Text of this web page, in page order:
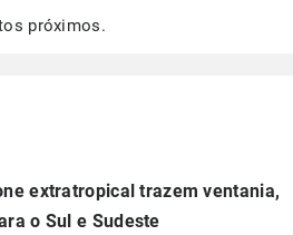
próximos.
extratropical trazem ventania,
o Sul e Sudeste